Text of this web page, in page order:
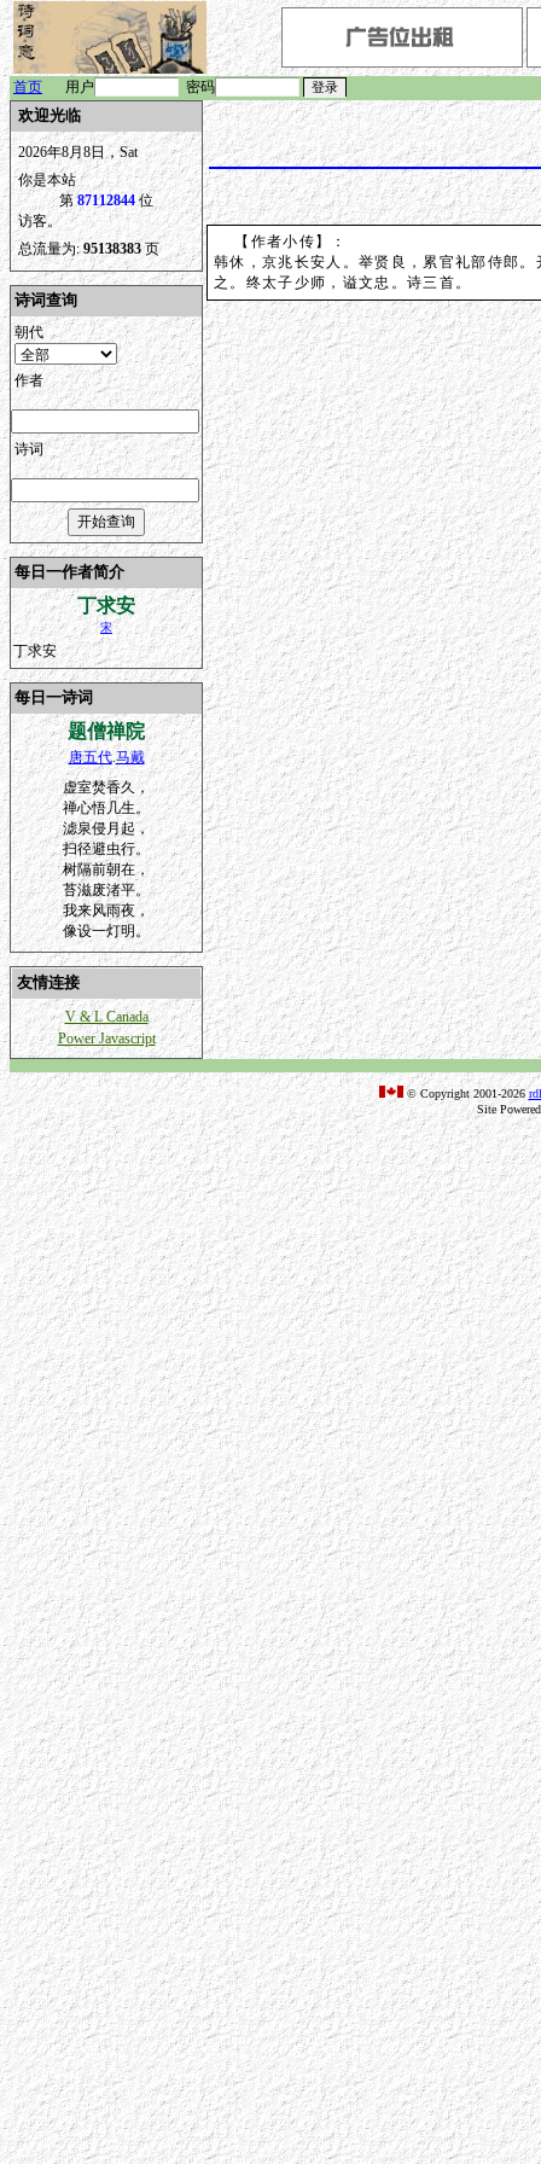
首页 用户 密码
欢迎光临
2026年8月8日，Sat
你是本站
第87112844位
访客。
总流量为:95138383 页
诗词查询
朝代
作者
诗词
每日一作者简介
丁求安
宋
丁求安
每日一诗词
题僧禅院
唐五代.马戴
虚室焚香久，
禅心悟几生。
滤泉侵月起，
扫径避虫行。
树隔前朝在，
苔滋废渚平。
我来风雨夜，
像设一灯明。
友情连接
V & L Canada
Power Javascript
【作者小传】：
韩休，京兆长安人。举贤良，累官礼部侍郎
之。终太子少师，谥文忠。诗三首。
© Copyright 2001-2026
Site